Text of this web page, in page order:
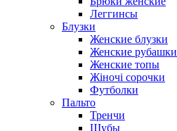
Леггинсы
Блузки
Женские блузки
Женские рубашки
Женские топы
Жіночі сорочки
Футболки
Пальто
Тренчи
Шубы